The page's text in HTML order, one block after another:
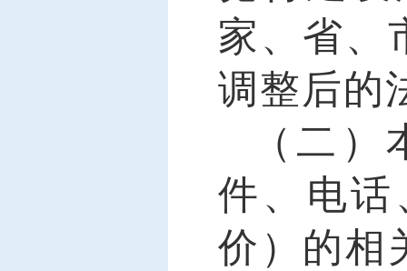
家、省、
调整后的
（二
件、电
价）的相